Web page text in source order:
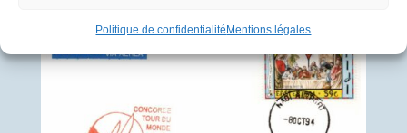
Politique de confidentialité Mentions légales